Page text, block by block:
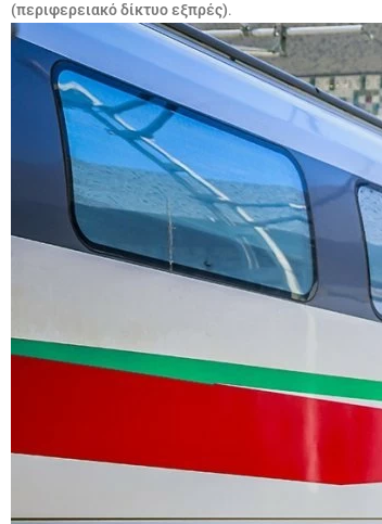
(περιφερειακό δίκτυο εξπρές).